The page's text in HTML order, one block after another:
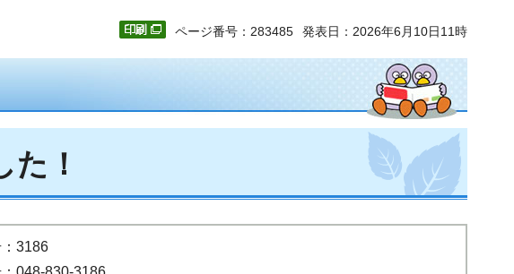
ページ番号：283485 発表日：2026年6月10日11時
！
3186